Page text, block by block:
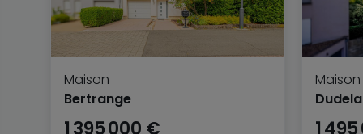
Maison
Bertrange
1 395 000 €
Maison
1